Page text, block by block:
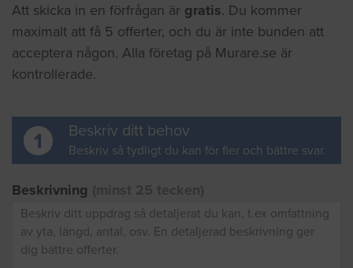
Att skicka in en förfrågan är gratis. Du kommer
maximalt att få 5 offerter, och du är inte bunden att
acceptera någon. Alla företag på Murare.se är
kontrollerade.
1 Beskriv ditt behov
Beskriv så tydligt du kan för fler och bättre svar.
Beskrivning